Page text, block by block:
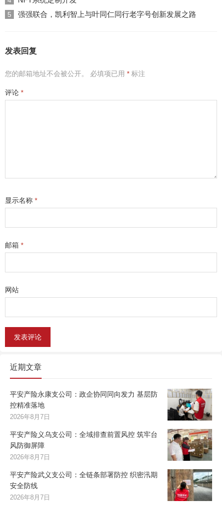
5 强强联合，凯利智上与叶同仁同行老字号创新发展之路
发表回复
您的邮箱地址不会被公开。 必填项已用 * 标注
评论 *
显示名称 *
邮箱 *
网站
近期文章
平安产险永康支公司：政企协同同向发力 基层防
控精准落地
2026年8月7日
平安产险义乌支公司：全域排查前置风控 筑牢台
风防御屏障
2026年8月7日
平安产险武义支公司：全链条部署防控 织密汛期
安全防线
2026年8月7日